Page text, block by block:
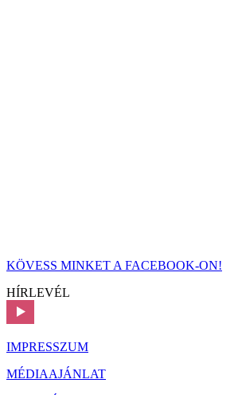
KÖVESS MINKET A FACEBOOK-ON!
HÍRLEVÉL
IMPRESSZUM
MÉDIAAJÁNLAT